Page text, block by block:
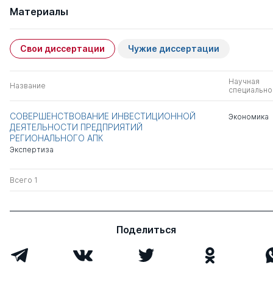
Материалы
Свои диссертации Чужие диссертации
Название
Научная
СОВЕРШЕНСТВОВАНИЕ ИНВЕСТИЦИОННОЙ
ДЕЯТЕЛЬНОСТИ ПРЕДПРИЯТИЙ
РЕГИОНАЛЬНОГО АПК
Экспертиза
Экономика
Всего 1
Поделиться